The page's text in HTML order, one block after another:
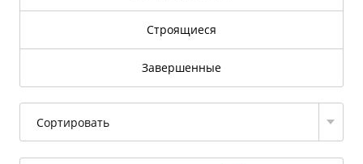
Строящиеся
Завершенные
Сортировать